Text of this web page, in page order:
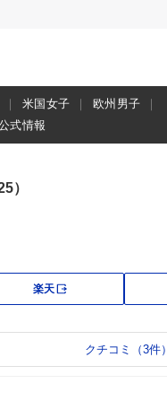
米国女子
欧州男子
式情報
）
楽天
クチコミ（3件）